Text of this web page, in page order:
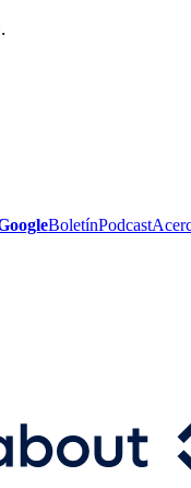
BoletínPodcast